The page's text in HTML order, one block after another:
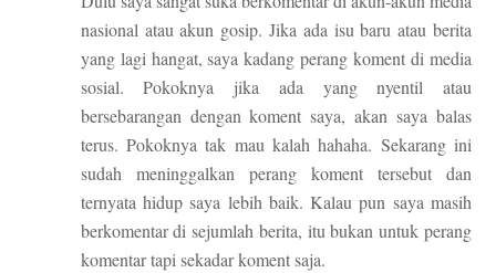
nasional atau akun gosip. Jika ada isu baru atau berita
yang lagi hangat, saya kadang perang koment di media
sosial. Pokoknya jika ada yang nyentil atau
bersebarangan dengan koment saya, akan saya balas
terus. Pokoknya tak mau kalah hahaha. Sekarang ini
sudah meninggalkan perang koment tersebut dan
ternyata hidup saya lebih baik. Kalau pun saya masih
berkomentar di sejumlah berita, itu bukan untuk perang
komentar tapi sekadar koment saja.